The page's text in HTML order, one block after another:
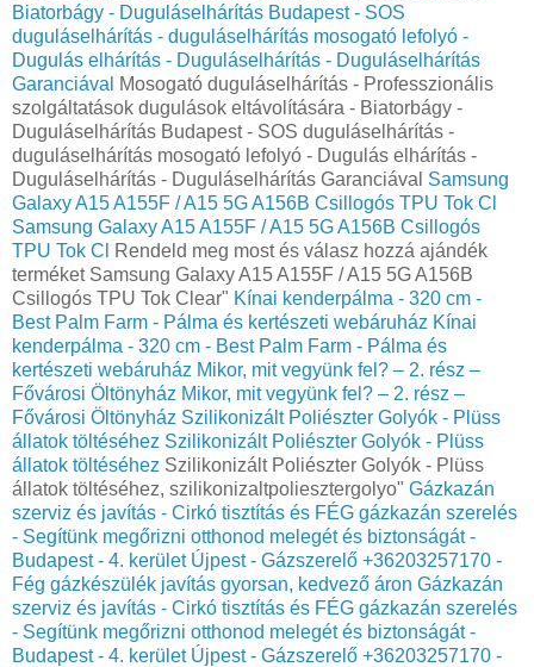
Biatorbágy - Duguláselhárítás Budapest - SOS
duguláselhárítás - duguláselhárítás mosogató lefolyó -
Dugulás elhárítás - Duguláselhárítás - Duguláselhárítás
Garanciával
Mosogató duguláselhárítás - Professzionális
szolgáltatások dugulások eltávolítására - Biatorbágy -
Duguláselhárítás Budapest - SOS duguláselhárítás -
duguláselhárítás mosogató lefolyó - Dugulás elhárítás -
Duguláselhárítás - Duguláselhárítás Garanciával Samsung
Galaxy A15 A155F / A15 5G A156B Csillogós TPU Tok Cl
Samsung Galaxy A15 A155F / A15 5G A156B Csillogós
TPU Tok Cl
Rendeld meg most és válasz hozzá ajándék
terméket Samsung Galaxy A15 A155F / A15 5G A156B
Csillogós TPU Tok Clear" Kínai kenderpálma - 320 cm -
Best Palm Farm - Pálma és kertészeti webáruház Kínai
kenderpálma - 320 cm - Best Palm Farm - Pálma és
kertészeti webáruház Mikor, mit vegyünk fel? – 2. rész –
Fővárosi Öltönyház Mikor, mit vegyünk fel? – 2. rész –
Fővárosi Öltönyház Szilikonizált Poliészter Golyók - Plüss
állatok töltéséhez Szilikonizált Poliészter Golyók - Plüss
állatok töltéséhez Szilikonizált Poliészter Golyók - Plüss
állatok töltéséhez, szilikonizaltpoliesztergolyo" Gázkazán
szerviz és javítás - Cirkó tisztítás és FÉG gázkazán szerelés
- Segítünk megőrizni otthonod melegét és biztonságát -
Budapest - 4. kerület Újpest - Gázszerelő +36203257170 -
Fég gázkészülék javítás gyorsan, kedvező áron Gázkazán
szerviz és javítás - Cirkó tisztítás és FÉG gázkazán szerelés
- Segítünk megőrizni otthonod melegét és biztonságát -
Budapest - 4. kerület Újpest - Gázszerelő +36203257170 -